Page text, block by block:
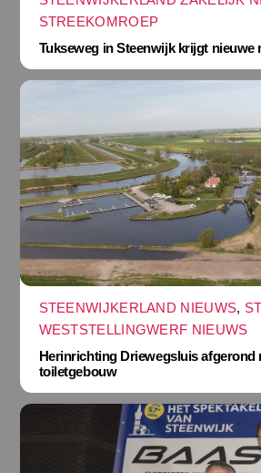
STREEKOMROEP
Tukseweg in Steenwijk krijgt nieuwe
STEENWIJKERLAND NIEUWS,
WESTSTELLINGWERF NIEUWS
Herinrichting Driewegsluis afgerond
toiletgebouw